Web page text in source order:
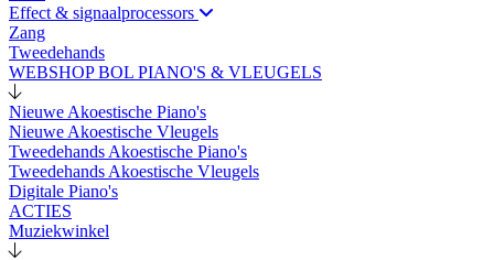
Effect & signaalprocessors
Zang
Tweedehands
WEBSHOP BOL PIANO'S & VLEUGELS
Nieuwe Akoestische Piano's
Nieuwe Akoestische Vleugels
Tweedehands Akoestische Piano's
Tweedehands Akoestische Vleugels
Digitale Piano's
ACTIES
Muziekwinkel